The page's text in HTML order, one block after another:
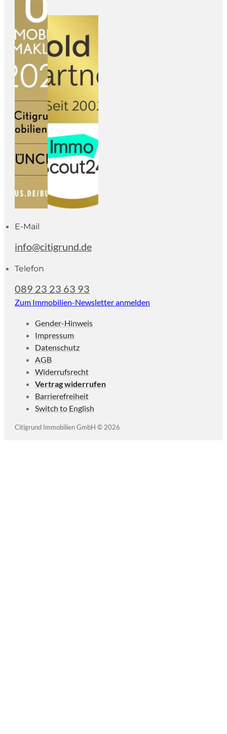
E-Mail
info@citigrund.de
Telefon
089 23 23 63 93
Zum Immobilien-Newsletter anmelden
Citigrund Immobilien GmbH © 2026
Gender-Hinweis
Impressum
Datenschutz
AGB
Widerrufsrecht
Vertrag widerrufen
Barrierefreiheit
Switch to English